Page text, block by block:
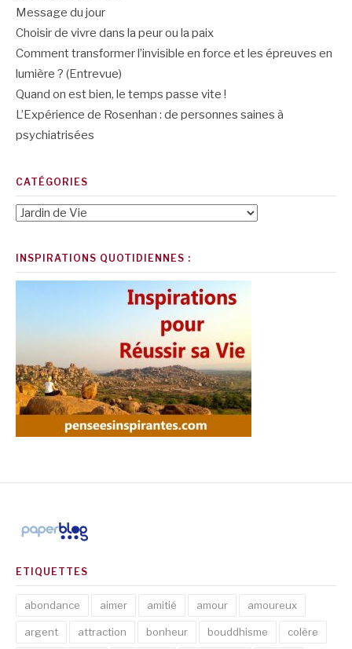
Message du jour
Choisir de vivre dans la peur ou la paix
Comment transformer l’invisible en force et les épreuves en
lumière ? (Entrevue)
Quand on est bien, le temps passe vite !
L’Expérience de Rosenhan : de personnes saines à
psychiatrisées
CATÉGORIES
Catégories
INSPIRATIONS QUOTIDIENNES :
ETIQUETTES
abondance aimer amitié amour amoureux
argent attraction bonheur bouddhisme colère